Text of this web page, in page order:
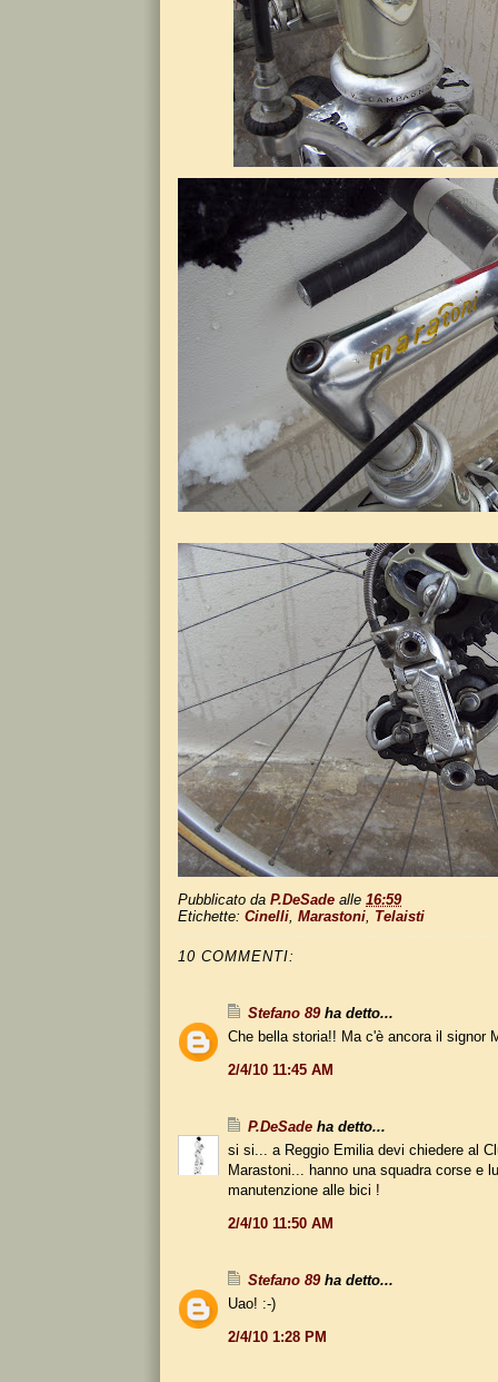
Pubblicato da P.DeSade alle 16:59
Etichette: Cinelli Marastoni Telaisti
10 COMMENTI:
Stefano 89ha detto...
Che bella storia!! Ma c'è ancora il signor
2/4/10 11:45 AM
P.DeSade ha detto...
si si... a Reggio Emilia devi chiedere al
Marastoni... hanno una squadra corse e
manutenzione alle bici !
2/4/10 11:50 AM
Stefano 89ha detto...
Uao! :-)
2/4/10 1:28 PM